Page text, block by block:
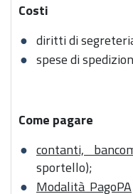
Costi
diritti di
spese di
Come pagare
contanti,
sportello);
Modalità PagoPA